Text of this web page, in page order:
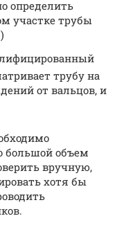
определить
участке трубы
трубу на
от вальцов, и
большой объем
вручную,
хотя бы